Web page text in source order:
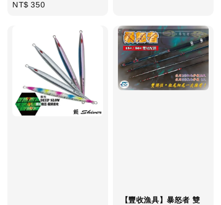
Regular
NT$ 350
【豐收漁具】暴怒者 雙